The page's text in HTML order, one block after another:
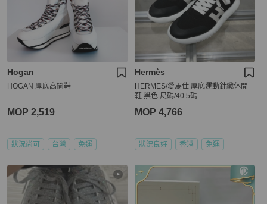
Hogan
HOGAN 厚底高筒鞋
MOP 2,519
狀況尚可 台灣 免運
Hermès
HERMES/愛馬仕 厚底運動針織休閒
鞋 黑色 尺碼/40.5碼
MOP 4,766
狀況良好 香港 免運